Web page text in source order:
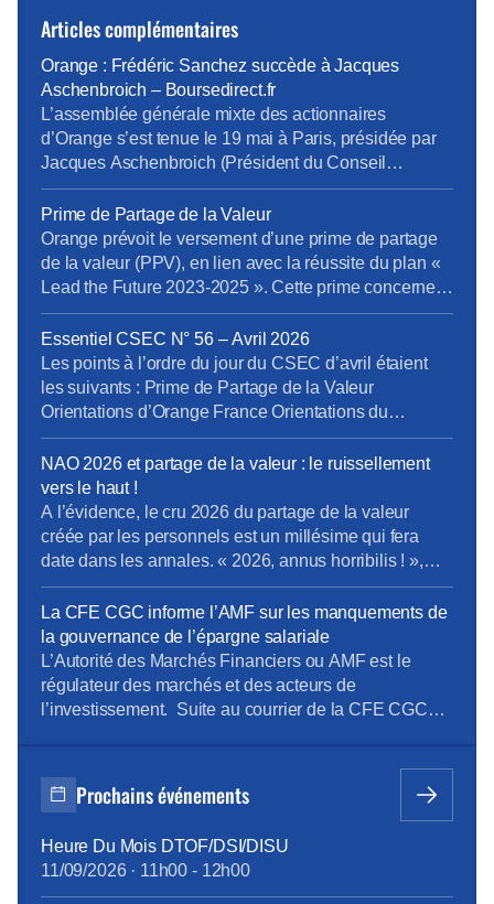
Articles complémentaires
Orange : Frédéric Sanchez succède à Jacques
Aschenbroich – Boursedirect.fr
L’assemblée générale mixte des actionnaires
d’Orange s’est tenue le 19 mai à Paris, présidée par
Jacques Aschenbroich (Président du Conseil
d’administration), en présence de Christel
Heydemann (Directrice Générale), et du Conseil
d’administration. […] Toutes les résolutions
recommandées par le Conseil d’administration ont été
votées et approuvées par les actionnaires. S’agissant
Prime de Partage de la Valeur
Orange prévoit le versement d’une prime de partage
de la valeur (PPV), en lien avec la réussite du plan «
Lead the Future 2023-2025 ». Cette prime concernera
les salariés liés par un contrat de travail (CDI, CDD et
alternants), les fonctionnaires en activité et les
intérimaires à la date de signature de la décision […]
Essentiel CSEC N° 56 – Avril 2026
Les points à l’ordre du jour du CSEC d’avril étaient
les suivants : Prime de Partage de la Valeur
Orientations d’Orange France Orientations du
domaine Boucles Locales et Interventions (BLI)
Orientations de la Direction Entreprises France Projet
de cession de Globecast Holding Retrouvez
L’Essentiel du CSEC d’Avril
NAO 2026 et partage de la valeur : le ruissellement
vers le haut !
A l’évidence, le cru 2026 du partage de la valeur
créée par les personnels est un millésime qui fera
date dans les annales. « 2026, annus horribilis ! »,
telle pourrait être la clameur poussée à l’unisson par
les personnels Orange, malmenés et désabusés face
à une redistribution de la valeur peau de chagrin. Et
[…]
La CFE CGC informe l’AMF sur les manquements de
la gouvernance de l’épargne salariale
L’Autorité des Marchés Financiers ou AMF est le
régulateur des marchés et des acteurs de
l’investissement. Suite au courrier de la CFE CGC
salariale Orange et de notre revendication de
modernisation.
Prochains événements
Heure Du Mois DTOF/DSI/DISU
11/09/2026· 11h00 - 12h00